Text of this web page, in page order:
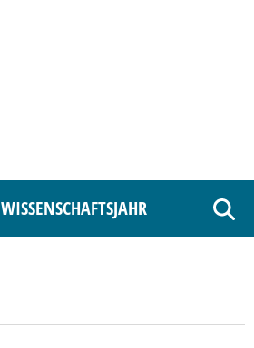
WISSENSCHAFTSJAHR